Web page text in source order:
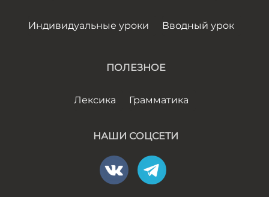
Индивидуальные уроки Вводный урок
ПОЛЕЗНОЕ
Лексика Грамматика
НАШИ СОЦСЕТИ